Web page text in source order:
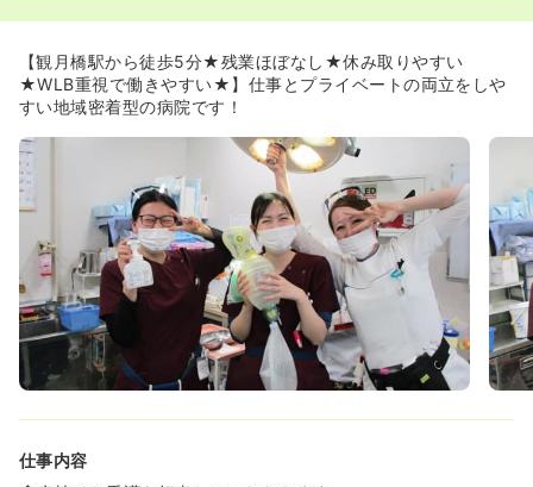
◆日勤常勤や日勤パート、夜勤少なめなど様々な働き方が
可能。日勤パートであれば時短や土日祝固定休みも相談で
きます！まずはお問い合わせください^^
≪給与水準の高さも魅力≫
◆同院は社会医療法人で収益性が安定していることと、職
員への還元も大切に考えていることから、給与水準も高い
です。
◆経験2年でも年収460万程度、経験10年だと500万円を
超えてくるなど、経験に合わせて昇給もしっかり◎収入重
視の方にもオススメです。
≪人間関係も抜群◎≫
◆アットホームな規模感もあり、職員同士の風通しもよ
く、職員アンケートでも人間関係の良さが必ず上がるほ
ど、職場環境も穏やかです。
◆家庭との両立のしやすさ、人間関係のよさから長期就業
【観月橋駅から徒歩5分★残業ほぼなし★休み取りやすい
★WLB重視で働きやすい★】仕事とプライベートの両立をしや
すい地域密着型の病院です！
仕事内容